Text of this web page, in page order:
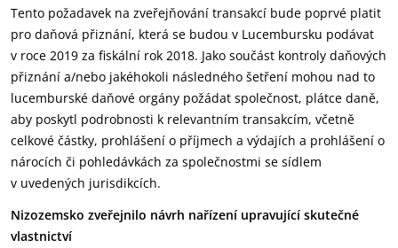
Tento požadavek na zveřejňování transakcí bude poprvé platit
pro daňová přiznání, která se budou v Lucembursku podávat
v roce 2019 za fiskální rok 2018. Jako součást kontroly daňových
přiznání a/nebo jakéhokoli následného šetření mohou nad to
lucemburské daňové orgány požádat společnost, plátce daně,
aby poskytl podrobnosti k relevantním transakcím, včetně
celkové částky, prohlášení o příjmech a výdajích a prohlášení o
nárocích či pohledávkách za společnostmi se sídlem
v uvedených jurisdikcích.
Nizozemsko zveřejnilo návrh nařízení upravující skutečné
vlastnictví